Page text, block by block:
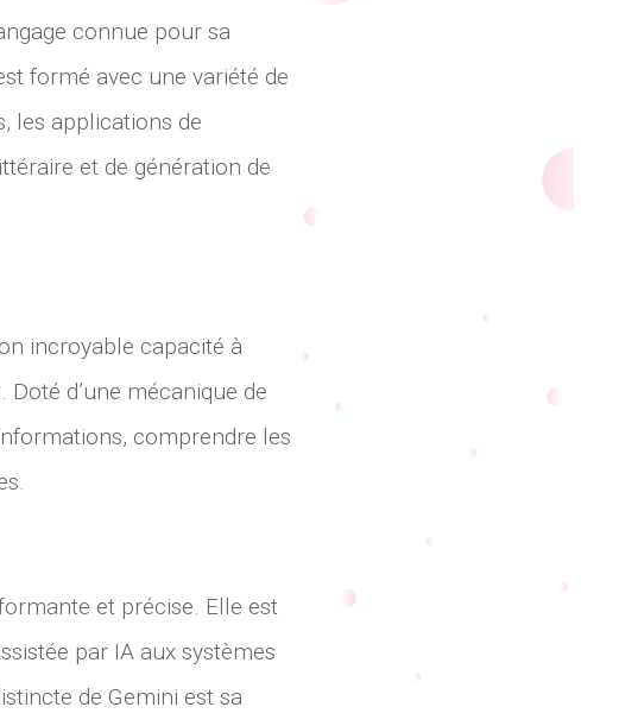
connue pour sa
formé avec une variété de
les applications de
et de génération de
incroyable capacité à
d’une mécanique de
comprendre les
et précise. Elle est
par IA aux systèmes
de Gemini est sa